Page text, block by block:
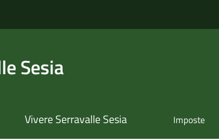
Sesia
Vivere Serravalle Sesia Imposte